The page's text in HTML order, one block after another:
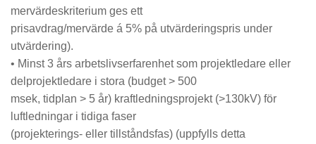
mervärdeskriterium ges ett
prisavdrag/mervärde á 5% på utvärderingspris under
utvärdering).
• Minst 3 års arbetslivserfarenhet som projektledare eller
delprojektledare i stora (budget > 500
msek, tidplan > 5 år) kraftledningsprojekt (>130kV) för
luftledningar i tidiga faser
(projekterings- eller tillståndsfas) (uppfylls detta